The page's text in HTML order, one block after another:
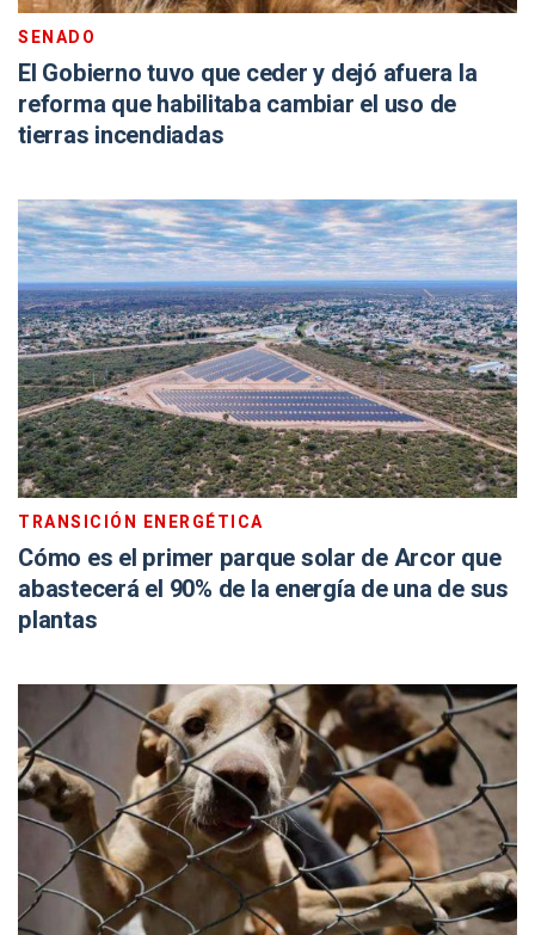
SENADO
El Gobierno tuvo que ceder y dejó afuera la
reforma que habilitaba cambiar el uso de
tierras incendiadas
TRANSICIÓN ENERGÉTICA
Cómo es el primer parque solar de Arcor que
abastecerá el 90% de la energía de una de sus
plantas